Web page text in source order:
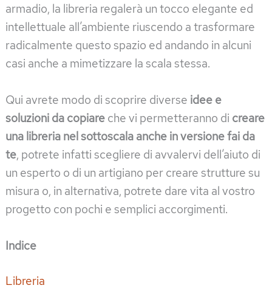
armadio, la libreria regalerà un tocco elegante ed
intellettuale all’ambiente riuscendo a trasformare
radicalmente questo spazio ed andando in alcuni
casi anche a mimetizzare la scala stessa.
Qui avrete modo di scoprire diverse idee e
soluzioni da copiare che vi permetteranno di creare
una libreria nel sottoscala anche in versione fai da
te, potrete infatti scegliere di avvalervi dell’aiuto di
un esperto o di un artigiano per creare strutture su
misura o, in alternativa, potrete dare vita al vostro
progetto con pochi e semplici accorgimenti.
Indice
Libreria